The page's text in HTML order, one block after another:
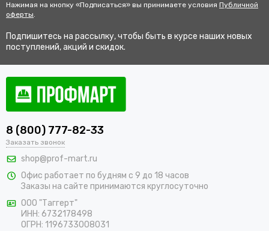
Нажимая на кнопку «Подписаться» вы принимаете условия Публичной
оферты.
Подпишитесь на рассылку, чтобы быть в курсе наших новых
поступлений, акций и скидок.
8 (800) 777-82-33
Заказать звонок
shop@prof-mart.ru
Офис работает по будням с 9 до 18 часов
Заказы на сайте принимаются круглосуточно
ООО "Таггерт"
ИНН: 6732178498
ОГРН: 1196733008031